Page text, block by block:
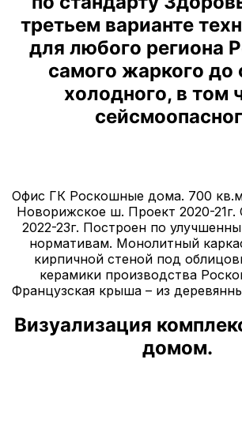
третьем варианте
для любого региона
самого жаркого до
холодного, в том
Офис ГК Роскошные дома. 700
Новорижское ш. Проект 2020-21г.
2022-23г. Построен по
нормативам. Монолитный
кирпичной стеной под
керамики производства
Французская крыша – из
Визуализация
домом.